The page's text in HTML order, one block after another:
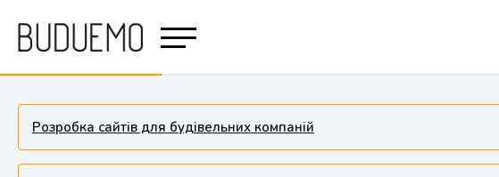
Розробка сайтів для будівельних компаній